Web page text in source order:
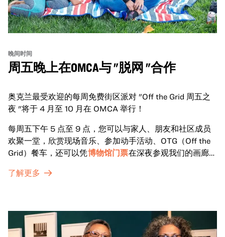
晚间时间
周五晚上在OMCA与 "脱网 "合作
奥克兰最受欢迎的每周免费街区派对 "Off the Grid 周五之
夜 "将于 4 月至 10 月在 OMCA 举行！
每周五下午 5 点至 9 点，您可以与家人、朋友和社区成员
欢聚一堂，欣赏现场音乐、参加动手活动、OTG（Off the
Grid）餐车，还可以凭博物馆门票在深夜参观我们的画廊和
了解更多